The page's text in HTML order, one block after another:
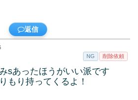
返信
NG 削除依頼
sあったほうがいい派です
もり持ってくるよ！